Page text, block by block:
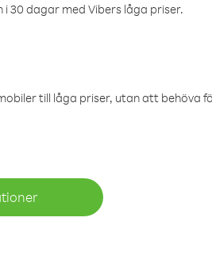
30 dagar med Vibers låga priser.
till låga priser, utan att behöva